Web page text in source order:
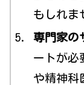
もしれま
専門家の
ートが必
や精神科